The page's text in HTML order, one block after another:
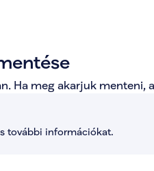
Ha meg akarjuk menteni,
további információkat.